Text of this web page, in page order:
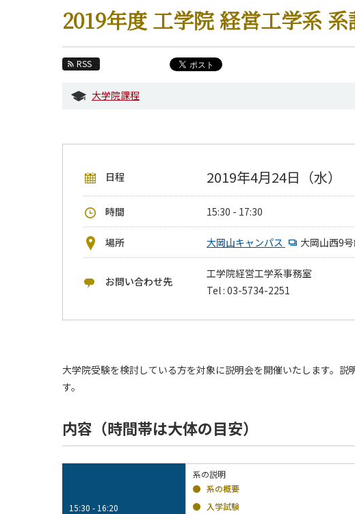
2019年度 工学院 経営工学系 系
RSS
大学院課程
日程 2019年4月24日（水）
時間 15:30 - 17:30
場所 大岡山キャンパス 大岡山西9
お問い合わせ先
工学院経営工学系事務室
Tel : 03-5734-2251
大学院受験を検討している方を対象に説明会を開催いたします。説
す。
内容（時間帯は大体の目安）
15:30 - 16:20
系の説明
系の概要
入学試験
経営工学系について